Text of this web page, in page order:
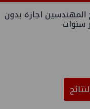
اجازة بدون
سنوات